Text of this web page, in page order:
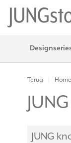
Terug Home
JUNG